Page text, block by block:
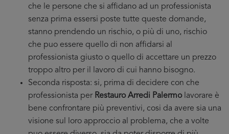
che le persone che si affidano ad un professionista
senza prima essersi poste tutte queste domande,
stanno prendendo un rischio, o più di uno, rischio
che puo essere quello di non affidarsi al
professionista giusto o quello di accettare un prezzo
troppo altro per il lavoro di cui hanno bisogno.
Seconda risposta: si, prima di decidere con che
professionista per Restauro Arredi Palermolavorare è
bene confrontare più preventivi, cosi da avere sia una
visione sul loro approccio al problema, che a volte